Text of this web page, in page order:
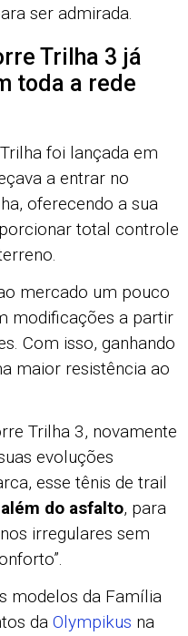
ser admirada.
Trilha 3 já
toda a rede
foi lançada em
a entrar no
oferecendo a sua
total controle
mercado um pouco
modificações a partir
Com isso, ganhando
maior resistência ao
Trilha 3, novamente
evoluções
esse tênis de trail
do asfalto, para
irregulares sem
modelos da Família
da Olympikus na